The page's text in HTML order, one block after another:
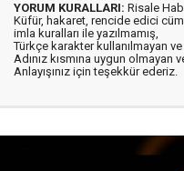
YORUM KURALLARI: Risale
Küfür, hakaret, rencide edici
imla kuralları ile yazılmamış,
Türkçe karakter kullanılmayan ve
Adınız kısmına uygun
Anlayışınız için teşekkür ederiz.